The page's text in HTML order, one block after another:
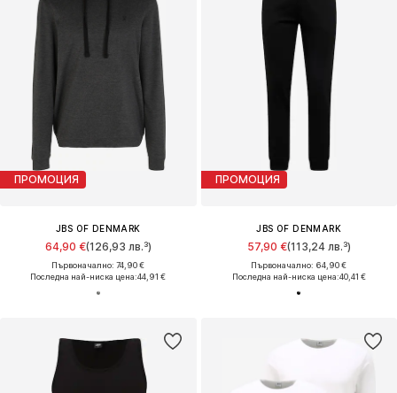
ПРОМОЦИЯ
JBS OF DENMARK
64,90 €(126,93 лв.³)
Първоначално: 74,90 €
Последна най-ниска цена:44,91 €
ПРОМОЦИЯ
JBS OF DENMARK
57,90 €(113,24 лв.³)
Първоначално: 64,90 €
Последна най-ниска цена:40,41 €